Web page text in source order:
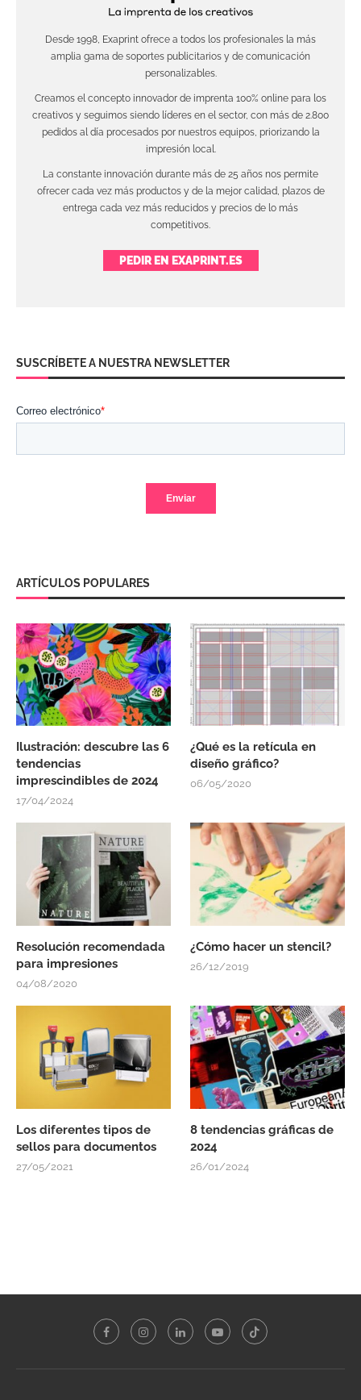
Desde 1998, Exaprint ofrece a todos los profesionales la más
amplia gama de soportes publicitarios y de comunicación
personalizables.
Creamos el concepto innovador de imprenta 100% online para los
creativos y seguimos siendo líderes en el sector, con más de 2.800
pedidos al día procesados por nuestros equipos, priorizando la
impresión local.
La constante innovación durante más de 25 años nos permite
ofrecer cada vez más productos y de la mejor calidad, plazos de
entrega cada vez más reducidos y precios de lo más
competitivos.
PEDIR EN EXAPRINT.ES
SUSCRÍBETE A NUESTRA NEWSLETTER
ARTÍCULOS POPULARES
Ilustración: descubre las 6
tendencias
imprescindibles de 2024
17/04/2024
¿Qué es la retícula en
diseño gráfico?
06/05/2020
Resolución recomendada
para impresiones
04/08/2020
¿Cómo hacer un stencil?
26/12/2019
Los diferentes tipos de
sellos para documentos
27/05/2021
8 tendencias gráficas de
2024
26/01/2024